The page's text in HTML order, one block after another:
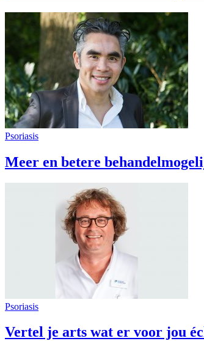
Psoriasis
Meer en betere
Psoriasis
Vertel je arts wat er voor jou